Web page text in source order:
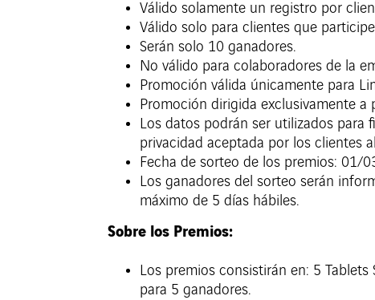
Válido solamente un registro por
Válido solo para clientes que
Serán solo 10 ganadores.
No válido para colaboradores de la
Promoción válida únicamente para
Promoción dirigida exclusivamente
Los datos podrán ser utilizados para
privacidad aceptada por los clientes
Fecha de sorteo de los premios: 01/
Los ganadores del sorteo serán
máximo de 5 días hábiles.
Sobre los Premios:
Los premios consistirán en: 5
para 5 ganadores.